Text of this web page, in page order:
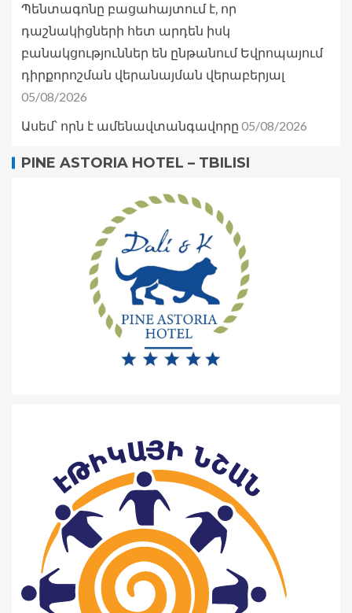
Պենտագոնը բացահայտում է, որ
դաշնակիցների հետ արդեն իսկ
բանակցություններ են ընթանում Եվրոպայում
դիրքորոշման վերանայման վերաբերյալ
05/08/2026
Ասեմ՝ որն է ամենավտանգավորը 05/08/2026
PINE ASTORIA HOTEL – TBILISI